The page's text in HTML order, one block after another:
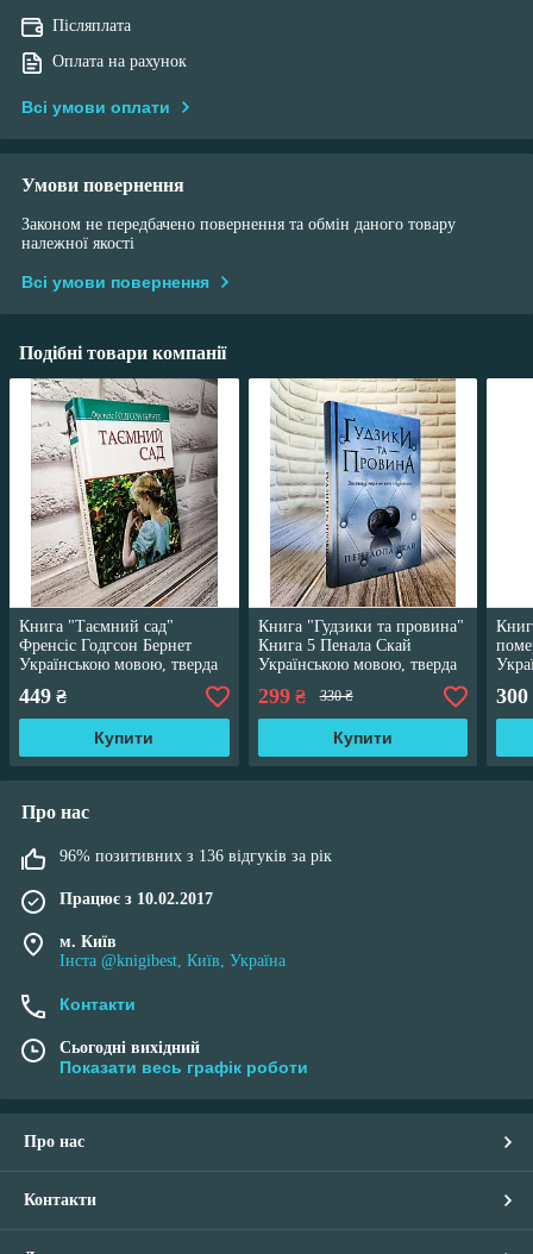
Післяплата
Оплата на рахунок
Всі умови оплати
Умови повернення
Законом не передбачено повернення та обмін даного товару
належної якості
Всі умови повернення
Подібні товари компанії
Книга "Таємний сад"
Френсіс Годгсон Бернет
Українською мовою, тверда
449 ₴
Купити
Книга "Гудзики та провина"
Книга 5 Пенала Скай
Українською мовою, тверда
299₴ 330 ₴
Купити
300
Про нас
96% позитивних з 136 відгуків за рік
Працює з 10.02.2017
м. Київ
Інста @knigibest, Київ, Україна
Контакти
Сьогодні вихідний
Показати весь графік роботи
Про нас
Контакти